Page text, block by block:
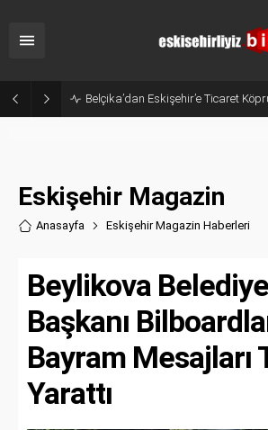
Eskişehir Magazin
Anasayfa Eskişehir Magazin Haberleri
Beylikova Belediye
Başkanı
Bayram Mesajları
Yarattı